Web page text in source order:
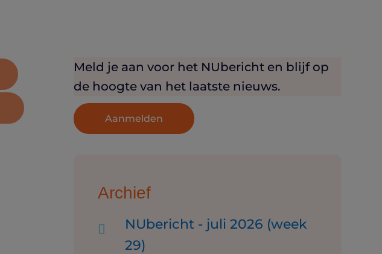
Meld je aan voor het NUbericht en blijf op
de hoogte van het laatste nieuws.
Aanmelden
Archief

NUbericht - juli 2026 (week
29)